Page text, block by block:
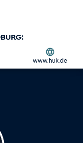
www.huk.de